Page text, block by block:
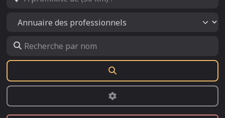
Select search type
Recherche par nom
Advanced Filters